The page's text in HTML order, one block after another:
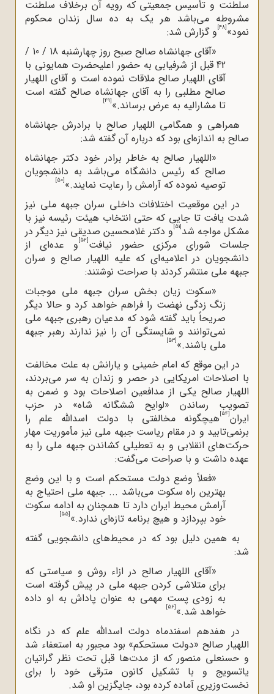
سلطنت و تأسیس جمعیتی که رویه آن برخلاف سلطنت
مشروطه می‌باشد هر یک به ده سال زندان محکوم
نمود» [48] و گزارش شد:
«آقای جهانشاه صالح صبح روز چهارشنبه 18 / 10 /
42 قبل از شرفیابی به حضور اعلیحضرت همایونی با
آقای اللهیار صالح ملاقات نموده است و آقای اللهیار
صالح مطلبی را به آقای جهانشاه صالح گفته است
تا مشارالیه به عرض برساند.» [49]
همراهی و همگامی اللهیار صالح با برادرش جهانشاه
صالح به اندازه‌ای بود که درباره آن گفته شد:
«اللهیار صالح به خاطر برادر خود دکتر جهانشاه
صالح که رئیس دانشگاه می‌باشد به دانشجویان
توصیه نموده که آرامش را رعایت نمایند.» [50]
در این موقعیت اختلافات داخلی سران جبهه ملی نیز
شدت یافت تا جایی که حتی انتخاب هیئت رئیسه نیز با
مشکل مواجه شد [51] و دکتر غلامحسین صدیقی نیز دیگر در
جلسات شورای مرکزی حضور نیافت [52] و عده‌ای از
دانشجویان در اعلامیه‌ای که علیه اللهیار صالح و سران
جبهه ملی منتشر کردند با صراحت نوشتند:
«سکوت زیان ‌بخش سران جبهه ملی موجبات
زنگ ‌زدگی نهضت را فراهم خواهد کرد و حالا دیگر
صریحاً باید گفته شود که مدعیان رهبری جبهه ملی
نمی‌توانند و شایستگی آن را نیز ندارند رهبر جبهه
ملی باشند.» [53]
در این موقع که امام خمینی و یارانش به علت مخالفت
با اصلاحات امریکایی در حصر و زندان به سر می‌بردند،
اللهیار صالح یکی از مدافعین اصلاحات بود و ضمن به
تصویب رساندن «لوایح ششگانه شاه» در حزب
ایران[54] هیچگونه مخالفتی با دولت اسدالله علم را
برنمی‌تابید و در مقام ریاست جبهه ملی نیز مأموریت مهار
حرکت‌های انقلابی و به تعطیلی کشاندن جبهه ملی را به
عهده داشت و با صراحت می‌گفت:
«فعلاً وضع دولت مستحکم است و با این وضع
بهترین راه سکوت می‌باشد ... جبهه ملی احتیاج به
آرامش محیط ایران دارد تا همچنان به ادامه سکوت
خود بپردازد و هیچ برنامه تازه‌ای ندارد.» [55]
به همین دلیل بود که در محیط‌های دانشجویی گفته
شد:
«آقای اللهیار صالح در ازاء روش و سیاستی که
برای متلاشی کردن جبهه ملی در پیش گرفته است
به زودی پست مهمی به عنوان پاداش به او داده
خواهد شد.» [56]
در هفدهم اسفندماه دولت اسدالله علم که در نگاه
اللهیار صالح «دولت مستحکم» بود مجبور به استعفاء شد
و حسنعلی منصور که از مدت‌ها قبل تحت نظر گراتیان
یاتسویج و با تشکیل کانون مترقی خود را برای
نخست‌وزیری آماده کرده بود، جایگزین او شد.